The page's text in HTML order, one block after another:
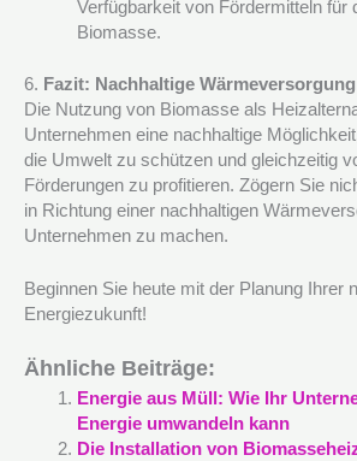
Verfügbarkeit von Fördermitteln für
Biomasse.
6. Fazit: Nachhaltige
Die Nutzung von Biomasse als
Unternehmen eine nachhaltige
die Umwelt zu schützen und gleichzeitig
Förderungen zu profitieren. Zögern Sie
in Richtung einer nachhaltigen
Unternehmen zu machen.
Beginnen Sie heute mit der Planung Ihrer
Energiezukunft!
Ähnliche Beiträge:
Energie aus Müll: Wie Ihr
Energie umwandeln kann
Die Installation von